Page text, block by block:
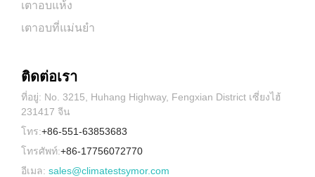
เตาอบแห้ง
เตาอบที่แม่นยำ
ติดต่อเรา
ที่อยู่: No. 3215, Huhang Highway, Fengxian District เซี่ยงไฮ้
231417 จีน
โทร:+86-551-63853683
โทรศัพท์:+86-17756072770
อีเมล: sales@climatestsymor.com